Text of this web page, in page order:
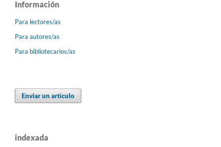
Información
Para lectores/as
Para autores/as
Para bibliotecarios/as
Enviar un artículo
indexada